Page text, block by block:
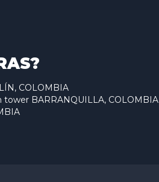
COLOMBIA
tower BARRANQUILLA, COLOMBIA